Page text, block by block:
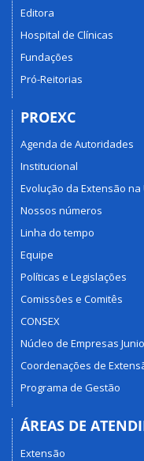
Universidade
Federal
de
Editora
Hospital de Clínicas
Fundações
Pró-Reitorias
PROEXC
Agenda de Autoridades
Institucional
Evolução da Extensão na
Nossos números
Linha do tempo
Equipe
Políticas e Legislações
Comissões e Comitês
CONSEX
Núcleo de Empresas
Coordenações de
Programa de Gestão
ÁREAS DE
Extensão